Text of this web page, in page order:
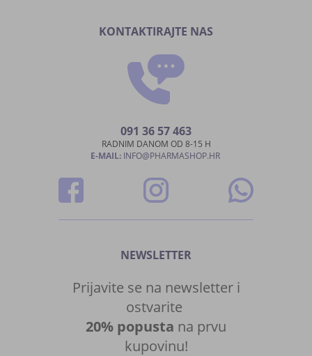
KONTAKTIRAJTE NAS
091 36 57 463
RADNIM DANOM OD 8-15 H
E-MAIL: INFO@PHARMASHOP.HR
NEWSLETTER
Prijavite se na newsletter i
ostvarite
20% popusta na prvu
kupovinu!